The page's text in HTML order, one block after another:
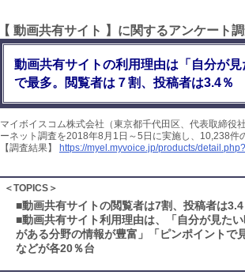
【 動画共有サイト 】に関するアンケート
動画共有サイトの利用理由は「自分が
で最多。閲覧者は７割、投稿者は3.4％
マイボイスコム株式会社（東京都千代田区、代表取締役
ーネット調査を2018年8月1日～5日に実施し、10,238
【調査結果】
https://myel.myvoice.jp/products/
＜TOPICS＞
■動画共有サイトの閲覧者は7割、投稿者は
■動画共有サイト利用理由は、「自分が見た
がある分野の情報が豊富」「ピンポイントで
などが各20％台